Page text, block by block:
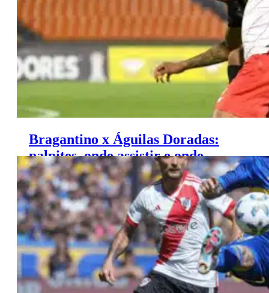
Bragantino x Águilas Doradas:
palpites, onde assistir e onde
apostar – Libertadores (27/02)